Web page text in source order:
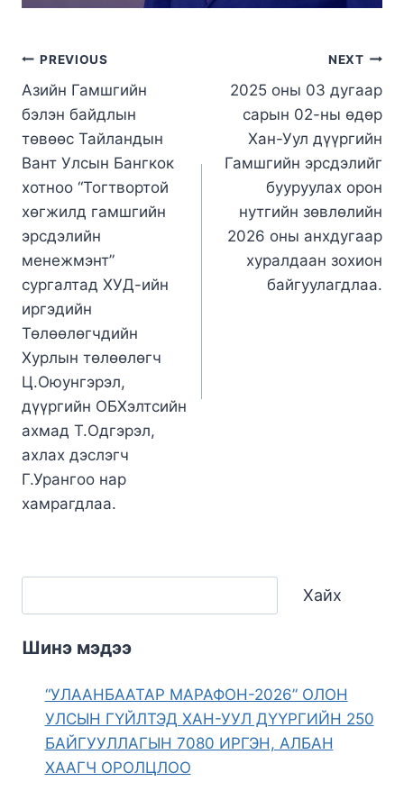
PREVIOUS
Азийн Гамшгийн
бэлэн байдлын
төвөөс Тайландын
Вант Улсын Бангкок
хотноо “Тогтвортой
хөгжилд гамшгийн
эрсдэлийн
менежмэнт”
сургалтад ХУД-ийн
иргэдийн
Төлөөлөгчдийн
Хурлын төлөөлөгч
Ц.Оюунгэрэл,
дүүргийн ОБХэлтсийн
ахмад Т.Одгэрэл,
ахлах дэслэгч
Г.Урангоо нар
хамрагдлаа.
NEXT
2025 оны 03 дугаар
сарын 02-ны өдөр
Хан-Уул дүүргийн
Гамшгийн эрсдэлийг
бууруулах орон
нутгийн зөвлөлийн
2026 оны анхдугаар
хуралдаан зохион
байгуулагдлаа.
Хайх
Шинэ мэдээ
“УЛААНБААТАР МАРАФОН-2026” ОЛОН
УЛСЫН ГҮЙЛТЭД ХАН-УУЛ ДҮҮРГИЙН 250
БАЙГУУЛЛАГЫН 7080 ИРГЭН, АЛБАН
ХААГЧ ОРОЛЦЛОО